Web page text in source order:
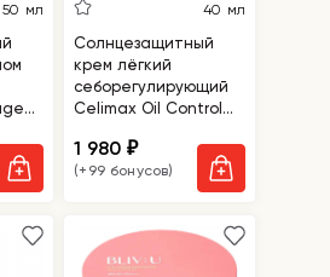
50 мл 40 мл
Солнцезащитный
крем лёгкий
себорегулирующий
Celimax Oil Control
SPF50+PA++++
1 980₽
(+99 бонусов)